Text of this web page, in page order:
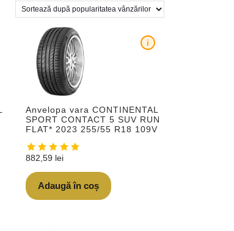
Anvelopa vara CONTINENTAL
SPORT CONTACT 5 SUV RUN
FLAT* 2023 255/55 R18 109V
i
882,59 lei
Adaugă în coș